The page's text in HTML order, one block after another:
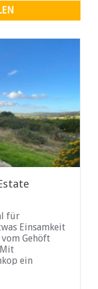
für
Einsamkeit
Gehöft
ein
aber
Paare